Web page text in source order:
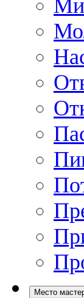
Место